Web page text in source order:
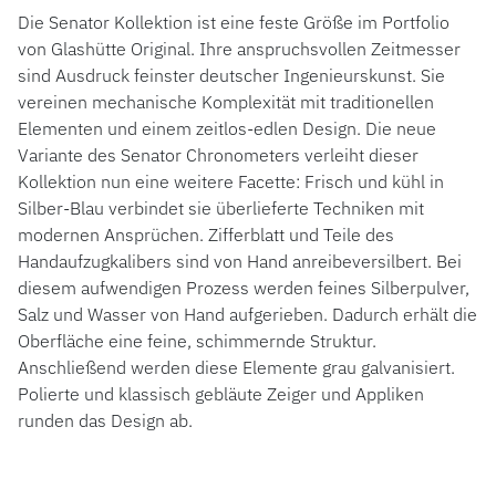
Die Senator Kollektion ist eine feste Größe im Portfolio
von Glashütte Original. Ihre anspruchsvollen Zeitmesser
sind Ausdruck feinster deutscher Ingenieurskunst. Sie
vereinen mechanische Komplexität mit traditionellen
Elementen und einem zeitlos-edlen Design. Die neue
Variante des Senator Chronometers verleiht dieser
Kollektion nun eine weitere Facette: Frisch und kühl in
Silber-Blau verbindet sie überlieferte Techniken mit
modernen Ansprüchen. Zifferblatt und Teile des
Handaufzugkalibers sind von Hand anreibeversilbert. Bei
diesem aufwendigen Prozess werden feines Silberpulver,
Salz und Wasser von Hand aufgerieben. Dadurch erhält die
Oberfläche eine feine, schimmernde Struktur.
Anschließend werden diese Elemente grau galvanisiert.
Polierte und klassisch gebläute Zeiger und Appliken
runden das Design ab.